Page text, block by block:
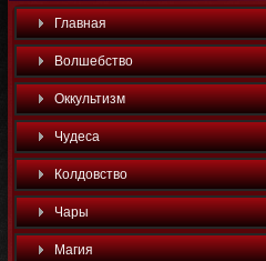
Главная
Волшебство
Оккультизм
Чудеса
Колдовство
Чары
Магия